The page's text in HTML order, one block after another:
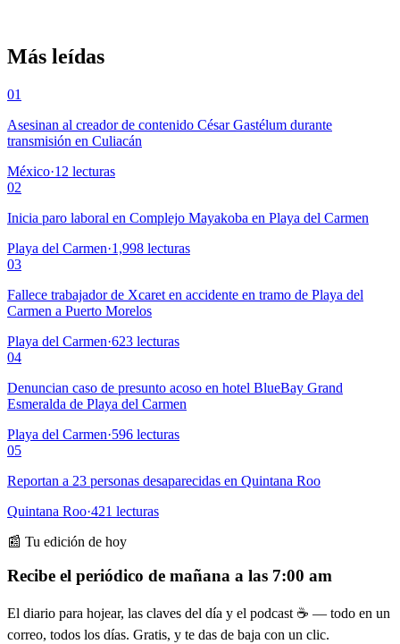
Más leídas
01
Asesinan al creador de contenido César Gastélum durante
transmisión en Culiacán
México·12 lecturas
02
Inicia paro laboral en Complejo Mayakoba en Playa del Carmen
Playa del Carmen·1,998 lecturas
03
Fallece trabajador de Xcaret en accidente en tramo de Playa del
Carmen a Puerto Morelos
Playa del Carmen·623 lecturas
04
Denuncian caso de presunto acoso en hotel BlueBay Grand
Esmeralda de Playa del Carmen
Playa del Carmen·596 lecturas
05
Reportan a 23 personas desaparecidas en Quintana Roo
Quintana Roo·421 lecturas
📰 Tu edición de hoy
Recibe el periódico de mañana a las 7:00 am
El diario para hojear, las claves del día y el podcast ☕ — todo en un
correo, todos los días. Gratis, y te das de baja con un clic.